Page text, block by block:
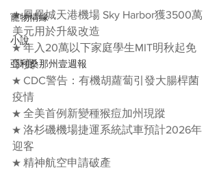
寵物情緣
小說
亞利桑那州壹週報
★ 鳳凰城天港機場 Sky Harbor獲3500萬
美元用於升級改造
★ 年入20萬以下家庭學生MIT明秋起免
學費
★ CDC警告：有機胡蘿蔔引發大腸桿菌
疫情
★ 全美首例新變種猴痘加州現蹤
★ 洛杉磯機場捷運系統試車預計2026年
迎客
★ 精神航空申請破產